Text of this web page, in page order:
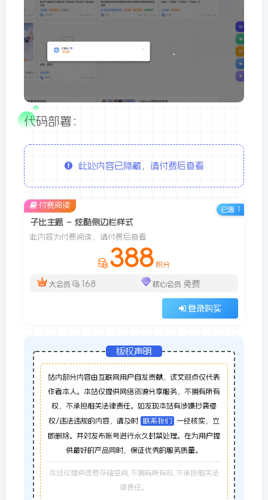
代码部署：
此处内容已隐藏，请付费后查看
子比主题 – 炫酷侧边栏样式
此内容为付费阅读，请付费后查看
388 积分
大会员 168 核心会员 免费
登录购买
付费阅读
已售 1
版权声明
站内部分内容由互联网用户自发贡献，该文观点仅代表
作者本人。本站仅提供网络资源分享服务，不拥有所有
权，不承担相关法律责任。如发现本站有涉嫌抄袭侵
权/违法违规的内容，请及时 联系我们 一经核实，立
即删除。并对发布账号进行永久封禁处理。在为用户提
供最好的产品同时，保证优秀的服务质量。
本站仅提供信息存储空间,不拥有所有权,不承担相关法
律责任。